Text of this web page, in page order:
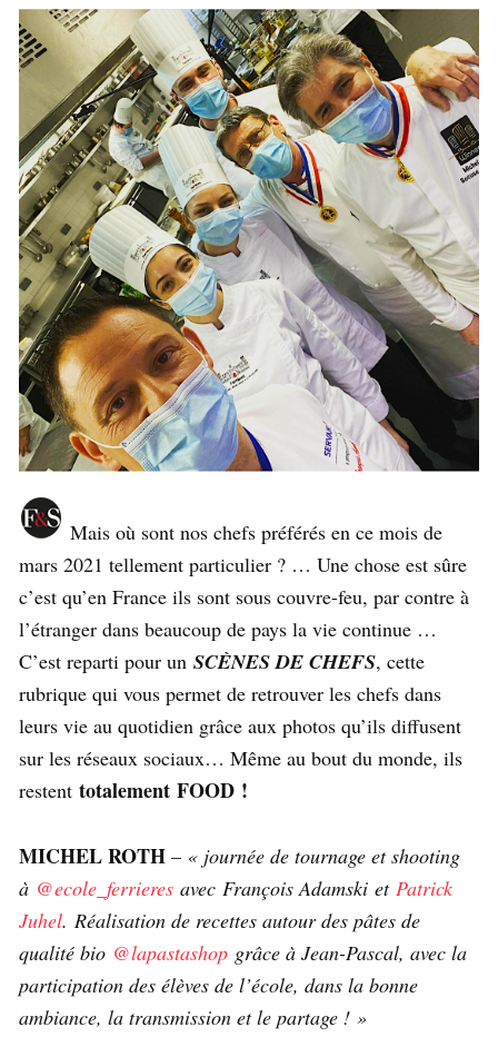
Mais où sont nos chefs préférés en ce mois de
mars 2021 tellement particulier ? … Une chose est sûre
c’est qu’en France ils sont sous couvre-feu, par contre à
l’étranger dans beaucoup de pays la vie continue …
C’est reparti pour un SCÈNES DE CHEFS, cette
rubrique qui vous permet de retrouver les chefs dans
leurs vie au quotidien grâce aux photos qu’ils diffusent
sur les réseaux sociaux… Même au bout du monde, ils
restent totalement FOOD !
MICHEL ROTH – « journée de tournage et shooting
à @ecole_ferrieres avec François Adamski et Patrick
Juhel. Réalisation de recettes autour des pâtes de
qualité bio @lapastashop grâce à Jean-Pascal, avec la
participation des élèves de l’école, dans la bonne
ambiance, la transmission et le partage ! »